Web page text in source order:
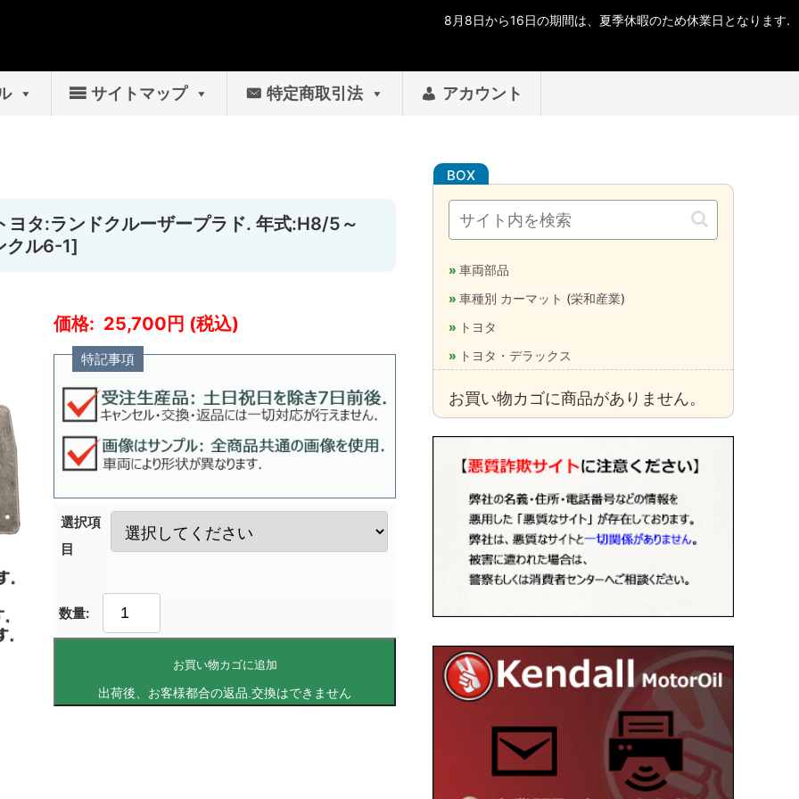
サイトマップ 特定商取引法 アカウント
タ:ランドクルーザープラド. 年式:H8/5～
クル6-1]
25,700
特記事項
選択項
目
お買い物カゴに追加
車両部品
車種別 カーマット (栄和産業)
トヨタ
トヨタ・デラックス
お買い物カゴに商品がありません。